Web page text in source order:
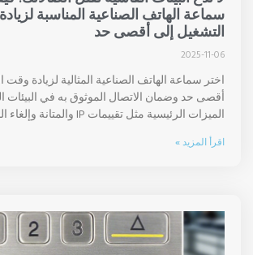
سماعة الهاتف الصناعية المناسبة لزيادة
التشغيل إلى أقصى حد
2025-11-06
اختر سماعة الهاتف الصناعية المثالية لزيادة وقت
أقصى حد وضمان الاتصال الموثوق به في البيئات
الميزات الرئيسية مثل تقييمات IP والمتانة وإلغاء الضوضاء.
اقرأ المزيد »